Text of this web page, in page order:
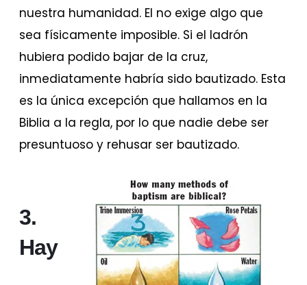
nuestra humanidad. El no exige algo que
sea físicamente imposible. Si el ladrón
hubiera podido bajar de la cruz,
inmediatamente habría sido bautizado. Esta
es la única excepción que hallamos en la
Biblia a la regla, por lo que nadie debe ser
presuntuoso y rehusar ser bautizado.
3.
Hay